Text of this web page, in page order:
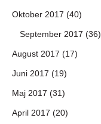
Oktober 2017 (40)
September 2017 (36)
August 2017 (17)
Juni 2017 (19)
Maj 2017 (31)
April 2017 (20)